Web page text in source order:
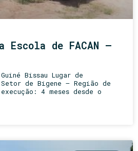
Escola de FACAN –
Bissau Lugar de
Setor de Bigene – Região de
4 meses desde o